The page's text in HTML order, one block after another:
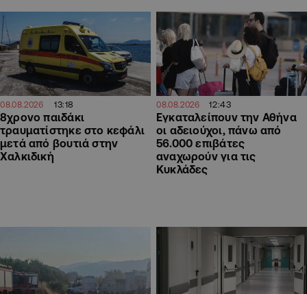
08.08.2026 13:18
8χρονο παιδάκι
τραυματίστηκε στο κεφάλι
μετά από βουτιά στην
Χαλκιδική
08.08.2026 12:43
Εγκαταλείπουν την Αθήνα
οι αδειούχοι, πάνω από
56.000 επιβάτες
αναχωρούν για τις
Κυκλάδες